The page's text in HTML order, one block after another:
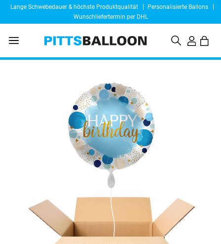
Lange Schwebedauer & höchste Produktqualität
Personalisierte Ballons
Wunschliefertermin per DHL